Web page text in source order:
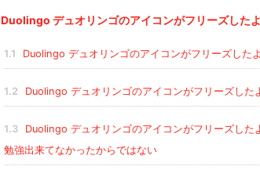
Duolingo デュオリンゴのアイコンがフリーズした
1.1 Duolingo デュオリンゴのアイコンがフリーズした
1.2 Duolingo デュオリンゴのアイコンがフリーズした
1.3
Duolingo デュオリンゴのアイコンがフリーズした
勉強出来てなかったからではない